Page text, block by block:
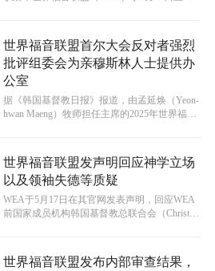
世界福音联盟首尔大会反对者强烈
批评组委会为亲穆斯林人士提供办
公室
据《韩国基督教日报》报道，由孟延焕（Yeon-
hwan Maeng）牧师担任主席的2025年世界福音
世界福音联盟发声明回应神学立场
以及领袖失德等质疑
WEA于5月17日在其官网发表声明，回应WEA
前国家成员机构韩国基督教总联合会（Christian
世界福音联盟发布内部审查结果，